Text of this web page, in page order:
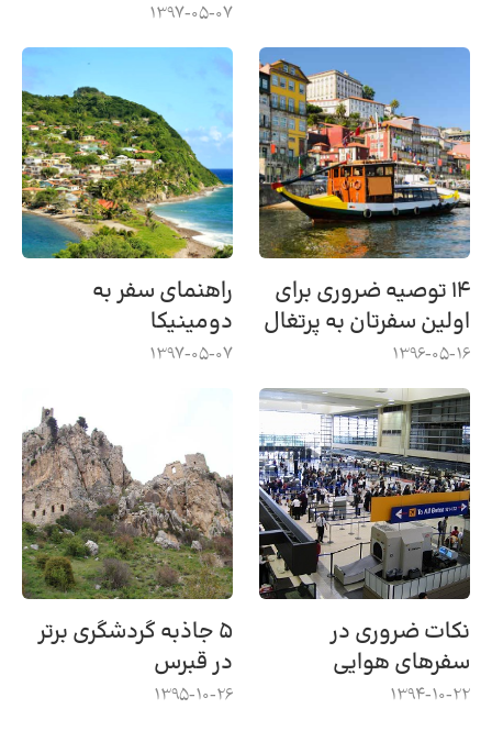
1397-05-07
۱۴ توصیه ضروری برای
اولین سفرتان به پرتغال
1396-05-16
راهنمای سفر به
دومینیکا
1397-05-07
نکات ضروری در
سفرهای هوایی
1394-10-22
۵ جاذبه گردشگری برتر
در قبرس
1395-10-26